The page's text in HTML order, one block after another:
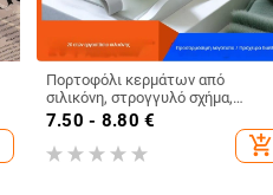
Πορτοφόλι κερμάτων από
σιλικόνη, στρογγυλό σχήμα,
μοντέλο A1, χωρίς επένδυση, για
7.50 - 8.80 €
add_shopping_cart